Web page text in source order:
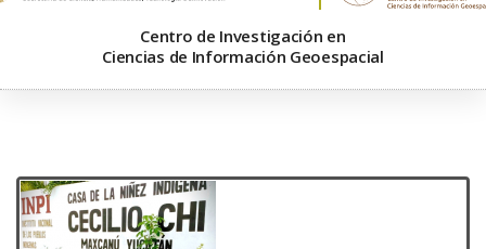
Centro de Investigación en
Ciencias de Información Geoespacial